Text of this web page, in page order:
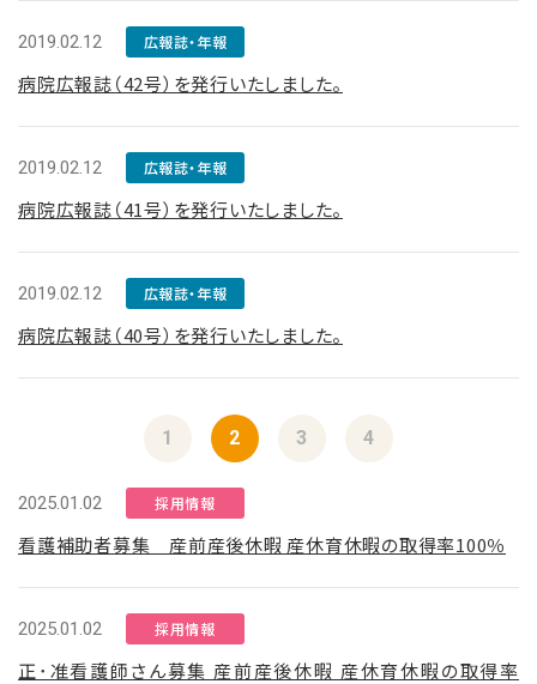
2019.02.12 広報誌・年報
病院広報誌（42号）を発行いたしました。
2019.02.12 広報誌・年報
病院広報誌（41号）を発行いたしました。
2019.02.12 広報誌・年報
病院広報誌（40号）を発行いたしました。
1 2 3 4
2025.01.02 採用情報
看護補助者募集 産前産後休暇 産休育休暇の取得率100％
2025.01.02 採用情報
正･准看護師さん募集 産前産後休暇 産休育休暇の取得率